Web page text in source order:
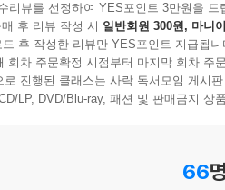
리뷰를 선정하여 YES포인트 3만원을 드
후 리뷰 작성 시 일반회원 300원, 마니
후 작성한 리뷰만 YES포인트 지급됩니
회차 주문확정 시점부터 마지막 회차 주
로 진행된 클래스는 사락 독서모임 게시
LP, DVD/Blu-ray, 패션 및 판매금지 상
66